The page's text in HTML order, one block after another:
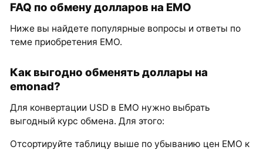
FAQ по обмену долларов на EMO
Ниже вы найдете популярные вопросы и ответы по
теме приобретения EMO.
Как выгодно обменять доллары на
emonad?
Для конвертации USD в EMO нужно выбрать
выгодный курс обмена. Для этого:
Отсортируйте таблицу выше по убыванию цен EMO к